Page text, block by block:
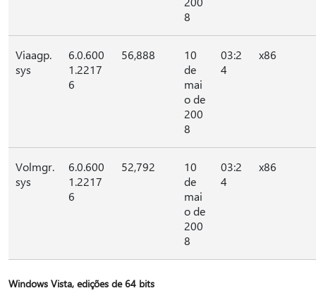
8
Viaagp.
sys
6.0.600
1.2217
6
56,888
10
de
mai
o de
200
8
03:2
4
x86
Volmgr.
sys
6.0.600
1.2217
6
52,792
10
de
mai
o de
200
8
03:2
4
x86
Windows Vista, edições de 64 bits